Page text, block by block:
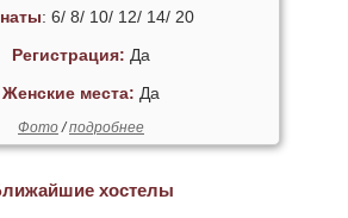
: 6/ 8/ 10/ 12/ 14/ 20
Регистрация: Да
Женские места: Да
Фото/подробнее
хостелы